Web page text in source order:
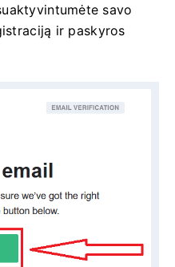
savo
ir paskyros